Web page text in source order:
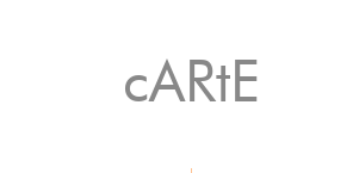
cARtE